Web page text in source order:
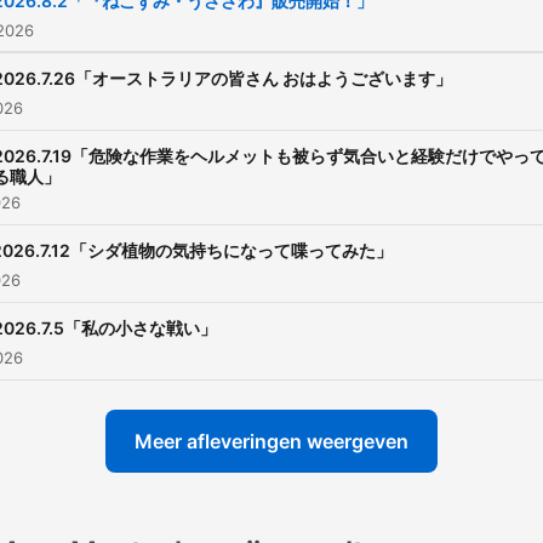
https://radiko.jp/
Podcast：
「オーストラリアの皆さん おはようございます」
「危険な作業をヘルメットも被らず気合いと経験だけでやっ
職人」
「シダ植物の気持ちになって喋ってみた」
「私の小さな戦い」
Meer afleveringen weergeven